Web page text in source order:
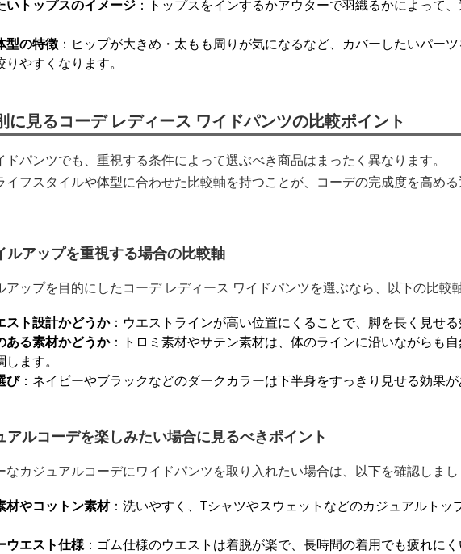
いトップスのイメージ ：トップスをインするかアウターで羽織るかによって
型の特徴 ：ヒップが大きめ・太もも周りが気になるなど、カバーしたいパー
やすくなります。
に見るコーデ レディース ワイドパンツの比較ポイント
ドパンツでも、重視する条件によって選ぶべき商品はまったく異なります。
イフスタイルや体型に合わせた比較軸を持つことが、コーデの完成度を高める
ルアップを重視する場合の比較軸
アップを目的にしたコーデ レディース ワイドパンツを選ぶなら、以下の比較
スト設計かどうか：ウエストラインが高い位置にくることで、脚を長く見せる
ある素材かどうか：トロミ素材やサテン素材は、体のラインに沿いながらも
ます。
び：ネイビーやブラックなどのダークカラーは下半身をすっきり見せる効果が
アルコーデを楽しみたい場合に見るべきポイント
なカジュアルコーデにワイドパンツを取り入れたい場合は、以下を確認しまし
材やコットン素材：洗いやすく、Tシャツやスウェットなどのカジュアルトッ
ウエスト仕様：ゴム仕様のウエストは着脱が楽で、長時間の着用でも疲れにく